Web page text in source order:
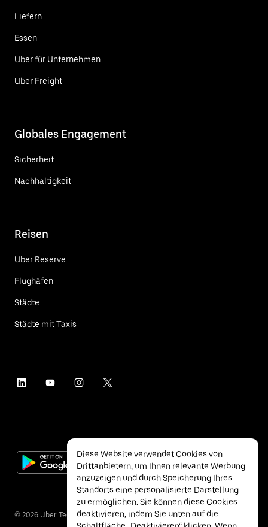
Liefern
Essen
Uber für Unternehmen
Uber Freight
Globales Engagement
Sicherheit
Nachhaltigkeit
Reisen
Uber Reserve
Flughäfen
Städte
Städte mit Taxis
© 2026 Uber Technologies Inc.
Diese Website verwendet Cookies von
Drittanbietern, um Ihnen relevante Werbung
anzuzeigen und durch Speicherung Ihres
Standorts eine personalisierte Darstellung
zu ermöglichen. Sie können diese Cookies
deaktivieren, indem Sie unten auf die